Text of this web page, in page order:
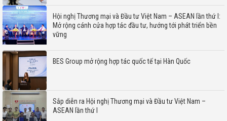
Hội nghị Thương mại và Đầu tư Việt Nam – ASEAN lần thứ I:
Mở rộng cánh cửa hợp tác đầu tư, hướng tới phát triển bền
vững
BES Group mở rộng hợp tác quốc tế tại Hàn Quốc
Sắp diễn ra Hội nghị Thương mại và Đầu tư Việt Nam –
ASEAN lần thứ I